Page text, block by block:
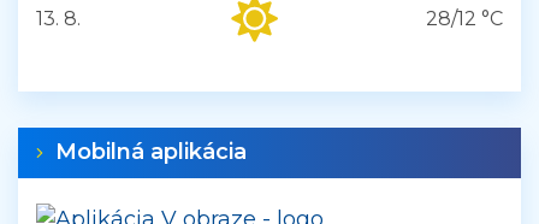
štvrtok
13. 8. 28/12 °C
Mobilná aplikácia